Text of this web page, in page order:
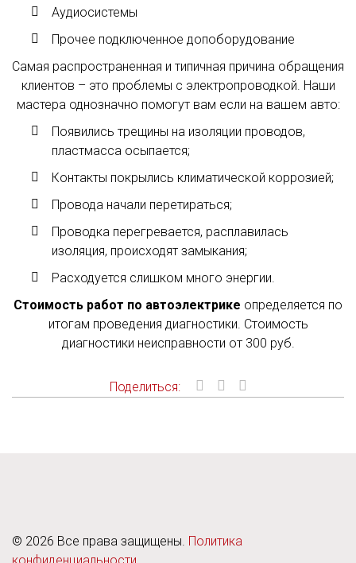
Аудиосистемы
Прочее подключенное допоборудование
Самая распространенная и типичная причина обращения
клиентов – это проблемы с электропроводкой. Наши
мастера однозначно помогут вам если на вашем авто:
Появились трещины на изоляции проводов,
пластмасса осыпается;
Контакты покрылись климатической коррозией;
Провода начали перетираться;
Проводка перегревается, расплавилась
изоляция, происходят замыкания;
Расходуется слишком много энергии.
Стоимость работ по автоэлектрике определяется по
итогам проведения диагностики. Стоимость
диагностики неисправности от 300 руб.
Поделиться:
© 2026 Все права защищены. Политика